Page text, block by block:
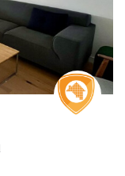
Real